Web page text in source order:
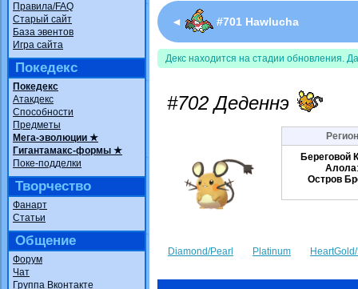
Правила/FAQ
Старый сайт
База эвентов
Игра сайта
Покедекс
Покедекс
Атакдекс
Способности
Предметы
Мега-эволюции ★
Гигантамакс-формы ★
Поке-подделки
Творчество
Фанарт
Статьи
Общение
Форум
Чат
Группа Вконтакте
◄ #701 Hawlucha
Декс находится на стадии обновления.
#702 Деденнэ
Береговой
Алола
Остров
Diamond/Pearl Platinum